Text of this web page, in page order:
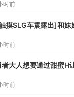
时前
摸SLG车震露出]和妹
时前
时前